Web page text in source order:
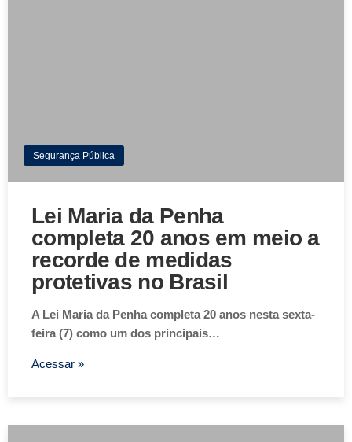
Segurança Pública
Lei Maria da Penha
completa 20 anos em meio a
recorde de medidas
protetivas no Brasil
A Lei Maria da Penha completa 20 anos nesta sexta-
feira (7) como um dos principais…
Acessar »